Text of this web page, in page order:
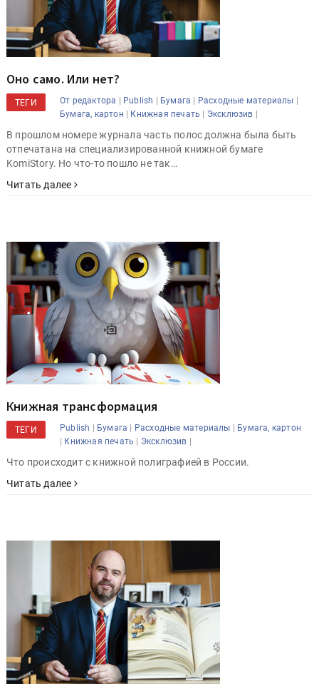
Оно само. Или нет?
ТЕГИ От редактора | Publish | Бумага | Расходные материалы |
Бумага, картон | Книжная печать | Эксклюзив |
В прошлом номере журнала часть полос должна была быть
отпечатана на специализированной книжной бумаге
KomiStory. Но что-то пошло не так…
Читать далее
Книжная трансформация
ТЕГИ Publish | Бумага | Расходные материалы | Бумага, картон
| Книжная печать | Эксклюзив |
Что происходит с книжной полиграфией в России.
Читать далее